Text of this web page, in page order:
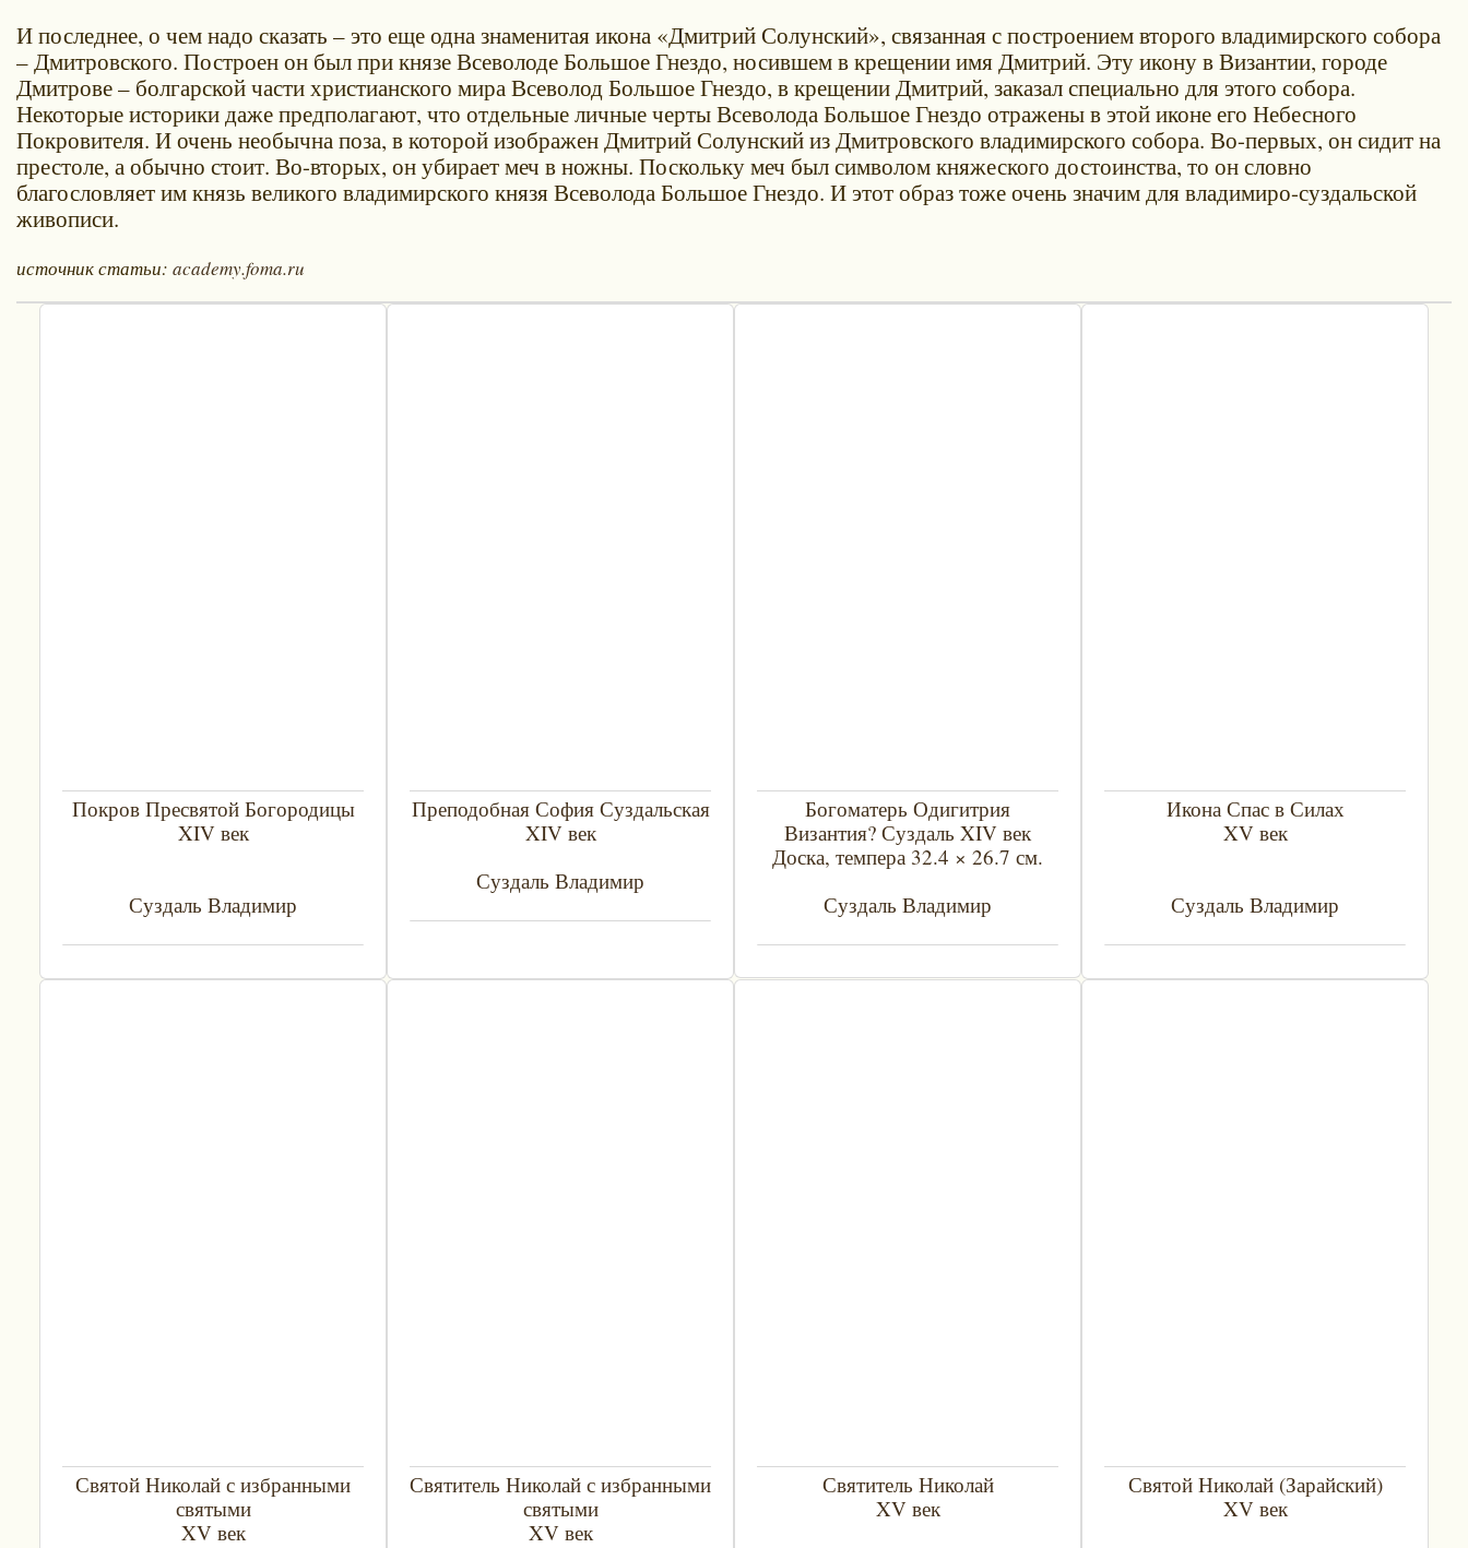
И последнее, о чем надо сказать – это еще одна знаменитая икона «Дмитрий Солунский», связанная с построением второго владимирского собора
– Дмитровского. Построен он был при князе Всеволоде Большое Гнездо, носившем в крещении имя Дмитрий. Эту икону в Византии, городе
Дмитрове – болгарской части христианского мира Всеволод Большое Гнездо, в крещении Дмитрий, заказал специально для этого собора.
Некоторые историки даже предполагают, что отдельные личные черты Всеволода Большое Гнездо отражены в этой иконе его Небесного
Покровителя. И очень необычна поза, в которой изображен Дмитрий Солунский из Дмитровского владимирского собора. Во-первых, он сидит на
престоле, а обычно стоит. Во-вторых, он убирает меч в ножны. Поскольку меч был символом княжеского достоинства, то он словно
благословляет им князь великого владимирского князя Всеволода Большое Гнездо. И этот образ тоже очень значим для владимиро-суздальской
живописи.
источник статьи: academy.foma.ru
Покров Пресвятой Богородицы
XIV век
Суздаль Владимир
Преподобная София Суздальская
XIV век
Суздаль Владимир
Богоматерь Одигитрия
Византия? Суздаль XIV век
Доска, темпера 32.4 × 26.7 см.
Суздаль Владимир
Икона Спас в Силах
XV век
Суздаль Владимир
Святой Николай с избранными
святыми
XV век
Святитель Николай с избранными
святыми
XV век
Святитель Николай
XV век
Святой Николай (Зарайский)
XV век